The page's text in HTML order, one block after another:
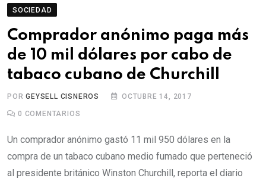
SOCIEDAD
Comprador anónimo paga más
de 10 mil dólares por cabo de
tabaco cubano de Churchill
PORGEYSELL CISNEROS OCTUBRE 14, 2017
0 COMENTARIOS
Un comprador anónimo gastó 11 mil 950 dólares en la
compra de un tabaco cubano medio fumado que perteneció
al presidente británico Winston Churchill, reporta el diario